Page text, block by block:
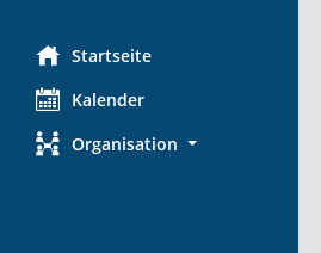
Startseite
Kalender
Organisation